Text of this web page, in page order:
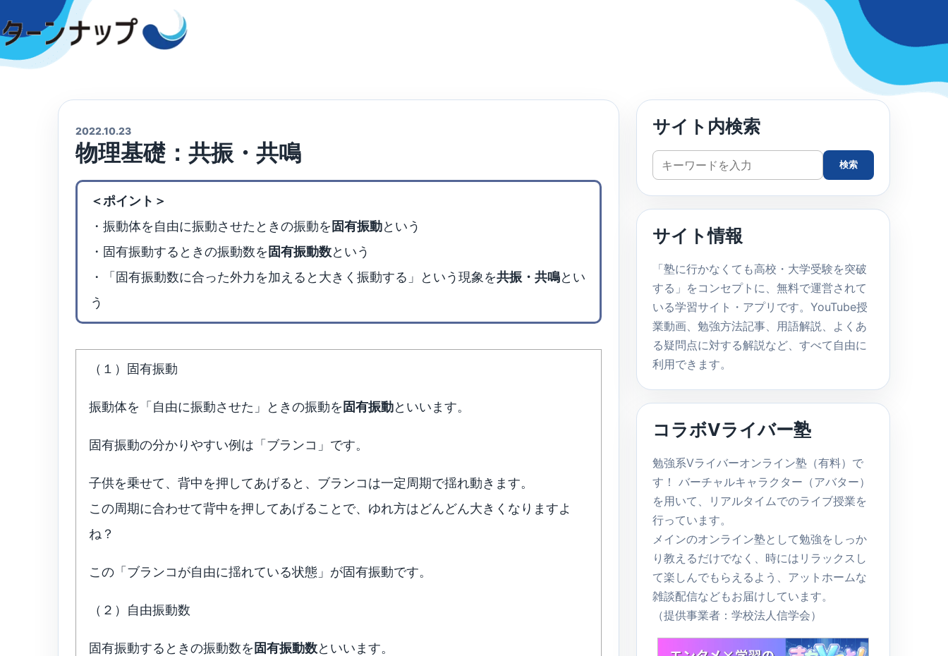
to
content
2022.10.23
物理基礎：共振・共鳴
＜ポイント＞
・振動体を自由に振動させたときの振動を 固有振動という
・固有振動するときの振動数を 固有振動数という
・「固有振動数に合った外力を加えると大きく振動する」という現象を共振・共鳴とい
う
（１）固有振動
振動体を「自由に振動させた」ときの振動を 固有振動といいます。
固有振動の分かりやすい例は「ブランコ」です。
子供を乗せて、背中を押してあげると、ブランコは一定周期で揺れ動きます。
この周期に合わせて背中を押してあげることで、ゆれ方はどんどん大きくなりますよ
ね？
この「ブランコが自由に揺れている状態」が固有振動です。
（２）自由振動数
固有振動するときの振動数を 固有振動数といいます。
サイト内検索
サ
イ
ト
検
検索
サイト情報
「塾に行かなくても高校・大学受験を突破
する」をコンセプトに、無料で運営されて
いる学習サイト・アプリです。YouTube授
業動画、勉強方法記事、用語解説、よくあ
る疑問点に対する解説など、すべて自由に
利用できます。
コラボVライバー塾
勉強系Vライバーオンライン塾（有料）で
す！ バーチャルキャラクター（アバター）
を用いて、リアルタイムでのライブ授業を
行っています。
メインのオンライン塾として勉強をしっか
り教えるだけでなく、時にはリラックスし
て楽しんでもらえるよう、アットホームな
雑談配信などもお届けしています。
（提供事業者：学校法人信学会）